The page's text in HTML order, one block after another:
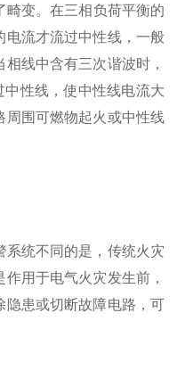
畸变。在三相负荷平衡的
电流才流过中性线，一般
线中含有三次谐波时，
性线，使中性线电流大
周围可燃物起火或中性线
统不同的是，传统火灾
用于电气火灾发生前，
隐患或切断故障电路，可